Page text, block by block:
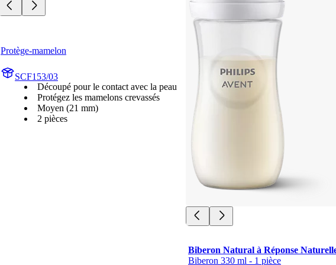
Protège-mamelon
SCF153/03
Découpé pour le contact avec la peau
Protégez les mamelons crevassés
Moyen (21 mm)
2 pièces
Biberon Natural à Réponse
Biberon 330 ml - 1 pièce